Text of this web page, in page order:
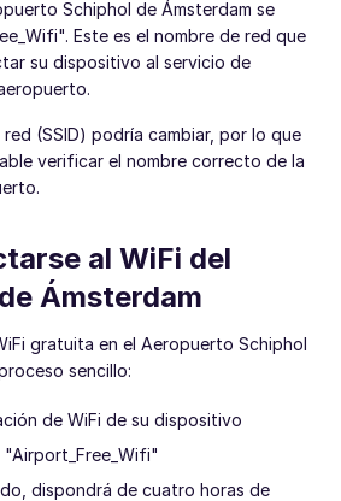
Schiphol de Ámsterdam se
Este es el nombre de red que
su dispositivo al servicio de
(SSID) podría cambiar, por lo que
verificar el nombre correcto de la
al WiFi del
Ámsterdam
gratuita en el Aeropuerto Schiphol
sencillo:
de WiFi de su dispositivo
dispondrá de cuatro horas de